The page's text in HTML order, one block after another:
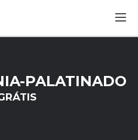
PALATINADO